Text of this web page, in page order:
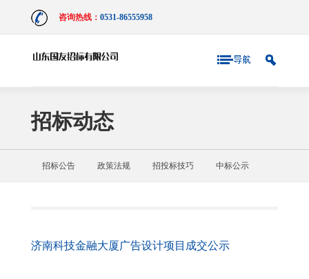
咨询热线： 0531-86555958
招标动态
招标公告 政策法规 招投标技巧 中标公示
济南科技金融大厦广告设计项目成交公示